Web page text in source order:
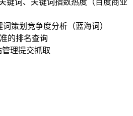
词策划竞争度分析（蓝海词）
的排名查询
管理提交抓取